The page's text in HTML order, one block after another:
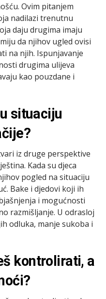
Ovim pitanjem
nadilazi trenutnu
daju drugima imaju
da njihov ugled ovisi
na njih. Ispunjavanje
drugima ulijeva
kao pouzdane i
situaciju
iz druge perspektive
Kada su djeca
pogled na situaciju
Bake i djedovi koji ih
i mogućnosti
razmišljanje. U odrasloj
odluka, manje sukoba i
kontrolirati, a